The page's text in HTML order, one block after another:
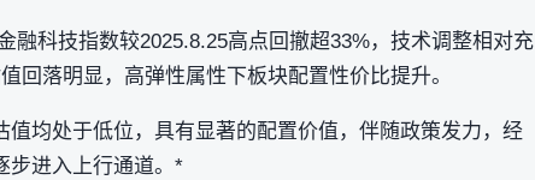
科技指数较2025.8.25高点回撤超33%，技术调整相对充
回落明显，高弹性属性下板块配置性价比提升。
均处于低位，具有显著的配置价值，伴随政策发力，经
步进入上行通道。*